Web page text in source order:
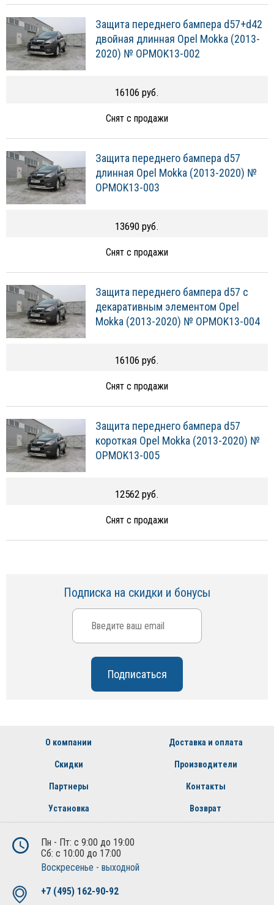
Защита переднего бампера d57+d42
двойная длинная Opel Mokka (2013-
2020) № OPMOK13-002
16106 руб.
Снят с продажи
Защита переднего бампера d57
длинная Opel Mokka (2013-2020) №
OPMOK13-003
13690 руб.
Снят с продажи
Защита переднего бампера d57 с
декаративным элементом Opel
Mokka (2013-2020) № OPMOK13-004
16106 руб.
Снят с продажи
Защита переднего бампера d57
короткая Opel Mokka (2013-2020) №
OPMOK13-005
12562 руб.
Снят с продажи
Подписка на скидки и бонусы
О компании Доставка и оплата
Скидки Производители
Партнеры Контакты
Установка Возврат
Пн - Пт: с 9:00 до 19:00
Сб: с 10:00 до 17:00
Воскресенье - выходной
+7 (495) 162-90-92